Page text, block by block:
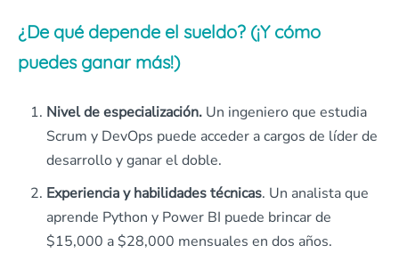
¿De qué depende el sueldo? (¡Y cómo
puedes ganar más!)
Nivel de especialización. Un ingeniero que estudia
Scrum y DevOps puede acceder a cargos de líder de
desarrollo y ganar el doble.
Experiencia y habilidades técnicas. Un analista que
aprende Python y Power BI puede brincar de
$15,000 a $28,000 mensuales en dos años.